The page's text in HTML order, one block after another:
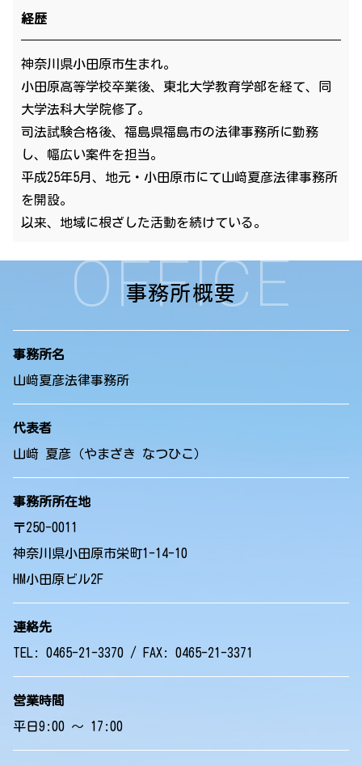
経歴
神奈川県小田原市生まれ。
小田原高等学校卒業後、東北大学教育学部を経て、同
大学法科大学院修了。
司法試験合格後、福島県福島市の法律事務所に勤務
し、幅広い案件を担当。
平成25年5月、地元・小田原市にて山﨑夏彦法律事務所
を開設。
以来、地域に根ざした活動を続けている。
OFFICE
事務所概要
事務所名
山﨑夏彦法律事務所
代表者
山﨑 夏彦（やまざき なつひこ）
事務所所在地
〒250-0011
神奈川県小田原市栄町1-14-10
HM小田原ビル2F
連絡先
TEL: 0465-21-3370 / FAX: 0465-21-3371
営業時間
平日9:00 ～ 17:00